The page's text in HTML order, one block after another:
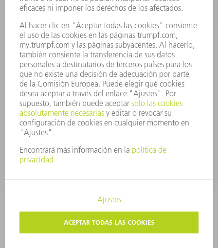
PERFIL DE LA EMPRESA
INFORME ANUAL
PRINCIPIOS CORPORATIVOS
CUMPLIMIENTO
SISTEMA DE INFORMADORES
SEGURIDAD
COMUNICADOS DE PRENSA
REVISTAS
SOSTENIBILIDAD
MEDIO AMBIENTE Y CLIMA
SOCIEDAD Y EMPRESA
GESTIÓN EMPRESARIAL
PROTECCIÓN DE DATOS
AJUSTES DE PRIVACIDAD